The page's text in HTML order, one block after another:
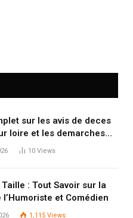
sur les avis de deces
loire et les demarches
10 Views
: Tout Savoir sur la
l’Humoriste et Comédien
1,115 Views